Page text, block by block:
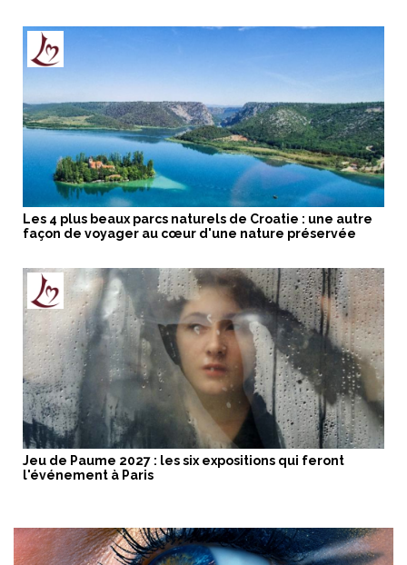
Les 4 plus beaux parcs naturels de Croatie : une autre
façon de voyager au cœur d'une nature préservée
Jeu de Paume 2027 : les six expositions qui feront
l'événement à Paris